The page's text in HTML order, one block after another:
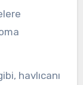
havlıcanı